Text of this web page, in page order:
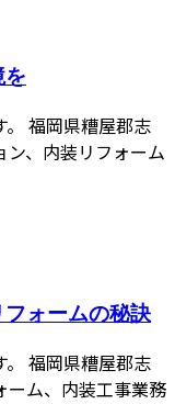
福岡県糟屋郡志
、内装リフォーム
ォームの秘訣
福岡県糟屋郡志
ーム、内装工事業務